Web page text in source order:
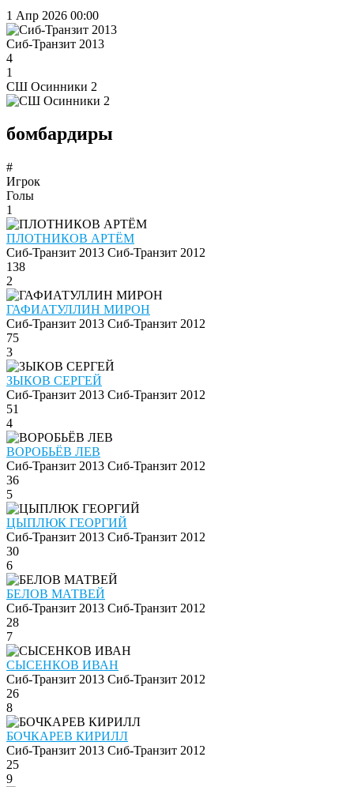
1 Апр 2026 00:00
Сиб-Транзит 2013
4
1
СШ Осинники 2
бомбардиры
#
Игрок
Голы
1
ПЛОТНИКОВ АРТЁМ
Сиб-Транзит 2013 Сиб-Транзит 2012
138
2
ГАФИАТУЛЛИН МИРОН
Сиб-Транзит 2013 Сиб-Транзит 2012
75
3
ЗЫКОВ СЕРГЕЙ
Сиб-Транзит 2013 Сиб-Транзит 2012
51
4
ВОРОБЬЁВ ЛЕВ
Сиб-Транзит 2013 Сиб-Транзит 2012
36
5
ЦЫПЛЮК ГЕОРГИЙ
Сиб-Транзит 2013 Сиб-Транзит 2012
30
6
БЕЛОВ МАТВЕЙ
Сиб-Транзит 2013 Сиб-Транзит 2012
28
7
СЫСЕНКОВ ИВАН
Сиб-Транзит 2013 Сиб-Транзит 2012
26
8
БОЧКАРЕВ КИРИЛЛ
Сиб-Транзит 2013 Сиб-Транзит 2012
25
9